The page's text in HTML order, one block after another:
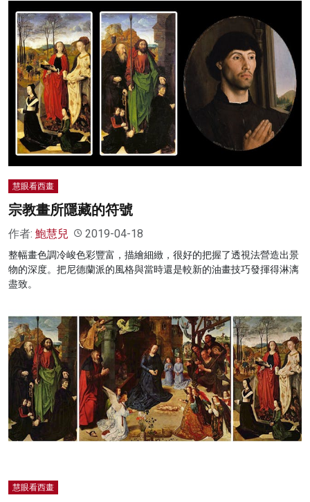
慧眼看西畫
宗教畫所隱藏的符號
作者: 鮑慧兒 2019-04-18
整幅畫色調冷峻色彩豐富，描繪細緻，很好的把握了透視法營造出景
物的深度。把尼德蘭派的風格與當時還是較新的油畫技巧發揮得淋漓
盡致。
慧眼看西畫